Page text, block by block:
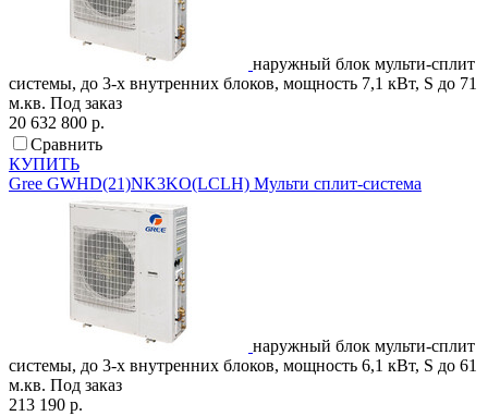
наружный блок мульти-сплит
системы, до 3-х внутренних блоков, мощность 7,1 кВт, S до 71
м.кв. Под заказ
20 632 800 р.
Сравнить
КУПИТЬ
Gree GWHD(21)NK3KO(LCLH) Мульти сплит-система
наружный блок мульти-сплит
системы, до 3-х внутренних блоков, мощность 6,1 кВт, S до 61
м.кв. Под заказ
213 190 р.